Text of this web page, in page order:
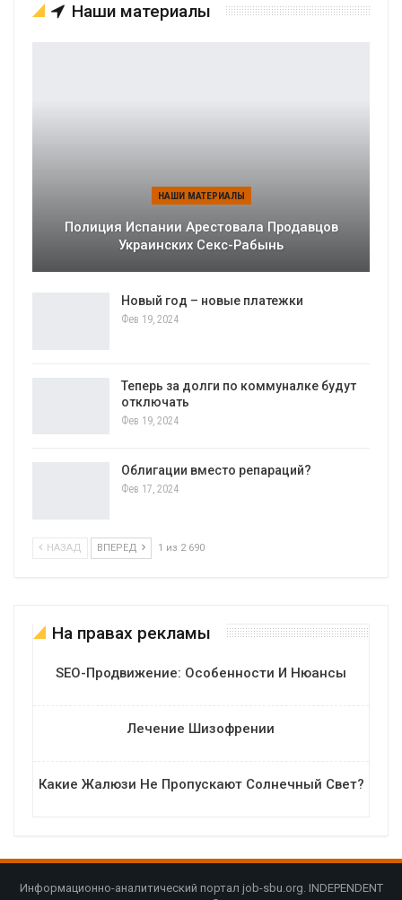
Наши материалы
НАШИ МАТЕРИАЛЫ
Полиция Испании Арестовала Продавцов
Украинских Секс-Рабынь
Новый год – новые платежки
Фев 19, 2024
Теперь за долги по коммуналке будут
отключать
Фев 19, 2024
Облигации вместо репараций?
Фев 17, 2024
НАЗАД ВПЕРЕД 1 из 2 690
На правах рекламы
SEO-Продвижение: Особенности И Нюансы
Лечение Шизофрении
Какие Жалюзи Не Пропускают Солнечный Свет?
Информационно-аналитический портал job-sbu.org. INDEPENDENT